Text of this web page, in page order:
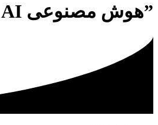
”هوش مصنوعی Fugatto AI تولید موسیقی و صدا“